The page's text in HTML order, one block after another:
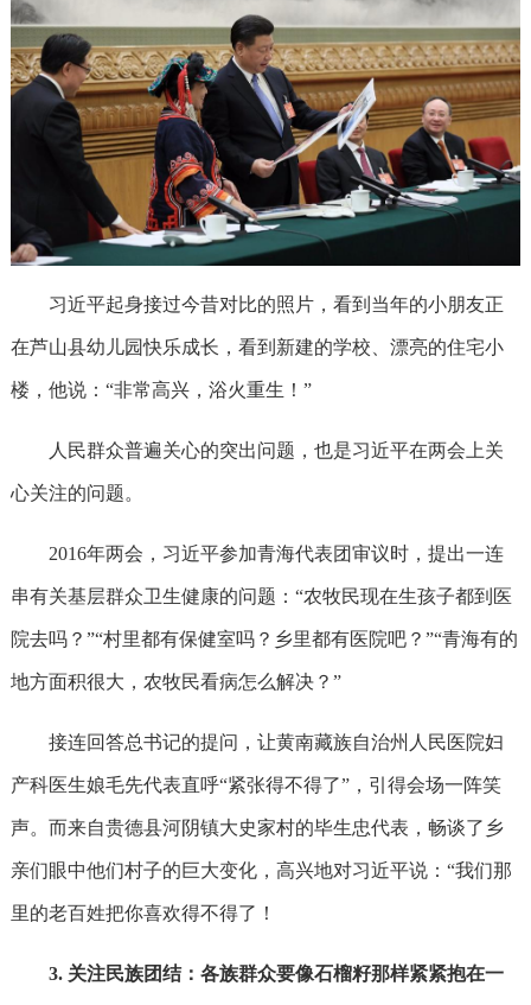
习近平起身接过今昔对比的照片，看到当年的小朋友正
在芦山县幼儿园快乐成长，看到新建的学校、漂亮的住宅小
楼，他说：“非常高兴，浴火重生！”
人民群众普遍关心的突出问题，也是习近平在两会上关
心关注的问题。
2016年两会，习近平参加青海代表团审议时，提出一连
串有关基层群众卫生健康的问题：“农牧民现在生孩子都到医
院去吗？”“村里都有保健室吗？乡里都有医院吧？”“青海有的
地方面积很大，农牧民看病怎么解决？”
接连回答总书记的提问，让黄南藏族自治州人民医院妇
产科医生娘毛先代表直呼“紧张得不得了”，引得会场一阵笑
声。而来自贵德县河阴镇大史家村的毕生忠代表，畅谈了乡
亲们眼中他们村子的巨大变化，高兴地对习近平说：“我们那
里的老百姓把你喜欢得不得了！
3. 关注民族团结：各族群众要像石榴籽那样紧紧抱在一